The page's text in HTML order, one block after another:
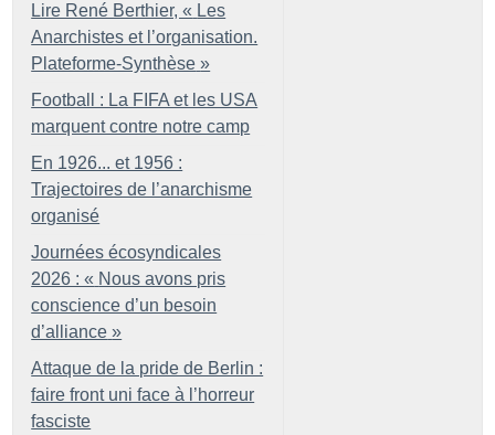
Lire René Berthier, « Les
Anarchistes et l’organisation.
Plateforme-Synthèse »
Football : La FIFA et les USA
marquent contre notre camp
En 1926... et 1956 :
Trajectoires de l’anarchisme
organisé
Journées écosyndicales
2026 : « Nous avons pris
conscience d’un besoin
d’alliance »
Attaque de la pride de Berlin :
faire front uni face à l’horreur
fasciste